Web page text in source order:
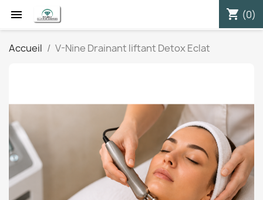
 shopping_cart (0)
Accueil V-Nine Drainant liftant Detox Eclat